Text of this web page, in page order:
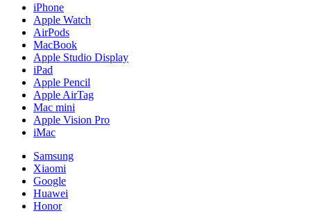
iPhone
Apple Watch
AirPods
MacBook
Apple Studio Display
iPad
Apple Pencil
Apple AirTag
Mac mini
Apple Vision Pro
iMac
Samsung
Xiaomi
Google
Huawei
Honor